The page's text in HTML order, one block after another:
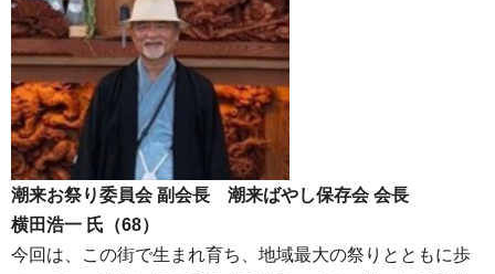
潮来お祭り委員会 副会長 潮来ばやし保存会 会長
横田浩一 氏（68）
今回は、この街で生まれ育ち、地域最大の祭りとともに歩